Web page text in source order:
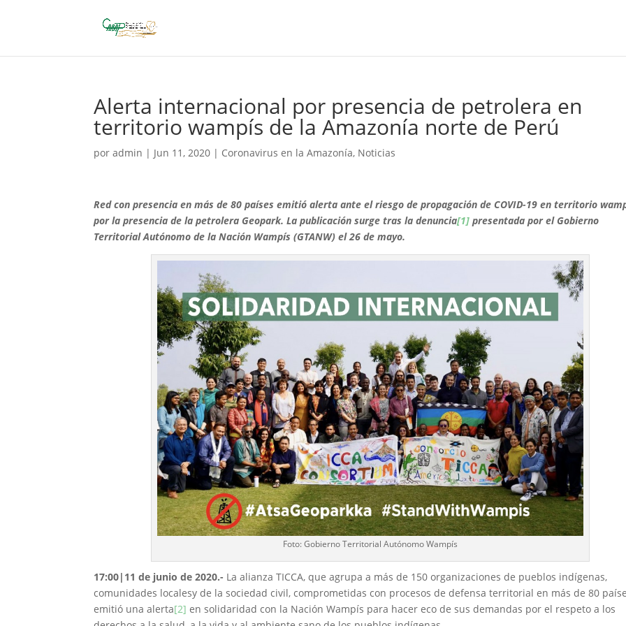
Alerta internacional por presencia de petrolera en
territorio wampís de la Amazonía norte de Perú
poradmin | Jun 11, 2020 | Coronavirus en la Amazonía, Noticias
Red con presencia en más de 80 países emitió alerta ante el riesgo de propagación de COVID-19 en territorio
por la presencia de la petrolera Geopark. La publicación surge tras la denuncia[1] presentada por el Gobierno
Territorial Autónomo de la Nación Wampís (GTANW) el 26 de mayo.
Foto: Gobierno Territorial Autónomo Wampís
17:00|11 de junio de 2020.- La alianza TICCA, que agrupa a más de 150 organizaciones de pueblos indígenas,
comunidades localesy de la sociedad civil, comprometidas con procesos de defensa territorial en más de 80
emitió una alerta[2] en solidaridad con la Nación Wampís para hacer eco de sus demandas por el respeto a los